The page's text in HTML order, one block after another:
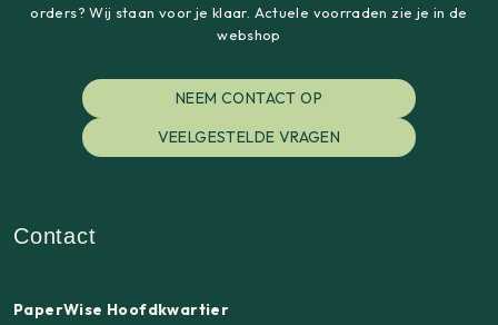
orders? Wij staan voor je klaar. Actuele voorraden zie je in de
webshop
NEEM CONTACT OP
VEELGESTELDE VRAGEN
Contact
PaperWise Hoofdkwartier